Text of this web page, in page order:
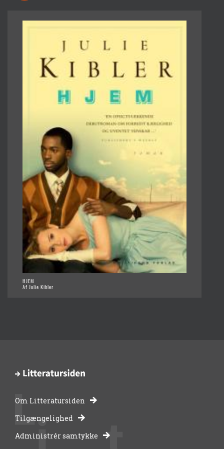
HJEM
Af Julie Kibler
-
bibliotekernes
Om Litteratursiden
Tilgængelighed
Administrér samtykke